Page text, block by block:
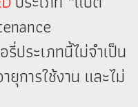
ประเภทนี้ไม่จำเป็น
การใช้งาน และไม่